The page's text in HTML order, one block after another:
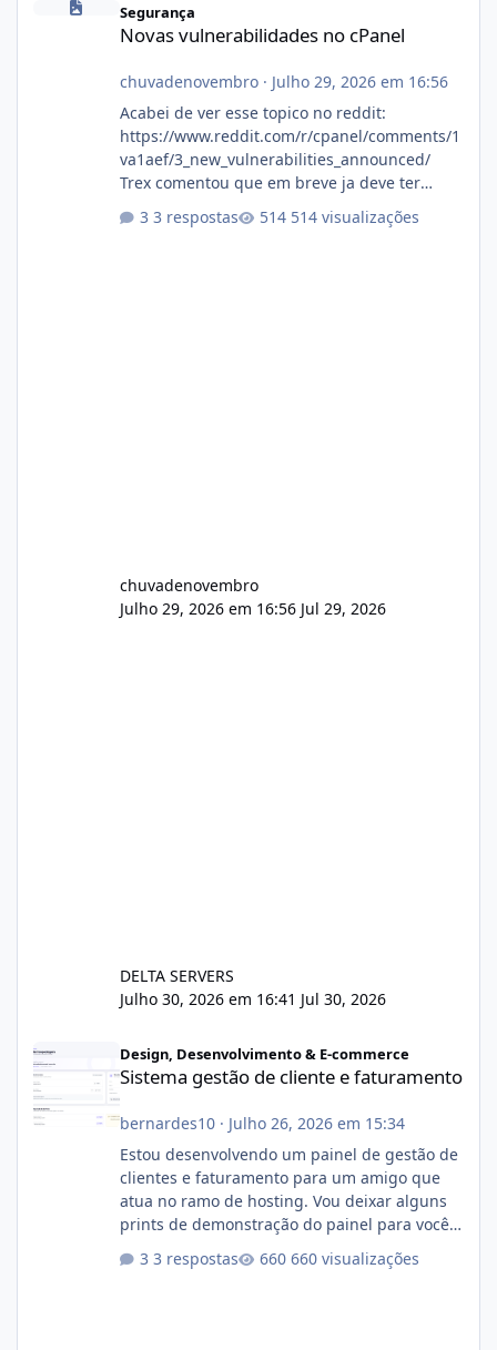
Segurança
Novas vulnerabilidades no cPanel
chuvadenovembro· Julho 29, 2026 em 16:56
Acabei de ver esse topico no reddit:
https://www.reddit.com/r/cpanel/comments/1
va1aef/3_new_vulnerabilities_announced/
Trex comentou que em breve ja deve ter
3 respostas 514 visualizações
chuvadenovembro
Julho 29, 2026 em 16:56 Jul 29, 2026
DELTA SERVERS
Julho 30, 2026 em 16:41 Jul 30, 2026
Design, Desenvolvimento & E-commerce
Sistema gestão de cliente e faturamento
bernardes10· Julho 26, 2026 em 15:34
Estou desenvolvendo um painel de gestão de
clientes e faturamento para um amigo que
atua no ramo de hosting. Vou deixar alguns
prints de demonstração do painel para vocês
darem a opinião de vocês. O sistema já está
com cerca de 80% concluído e conta com
3 respostas 660 visualizações